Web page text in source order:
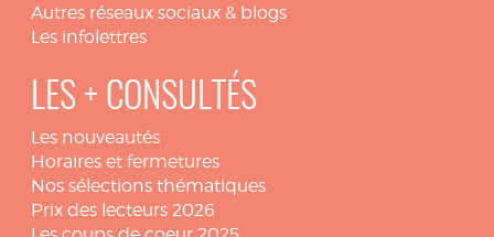
Autres réseaux sociaux & blogs
Les infolettres
LES + CONSULTÉS
Les nouveautés
Horaires et fermetures
Nos sélections thématiques
Prix des lecteurs 2026